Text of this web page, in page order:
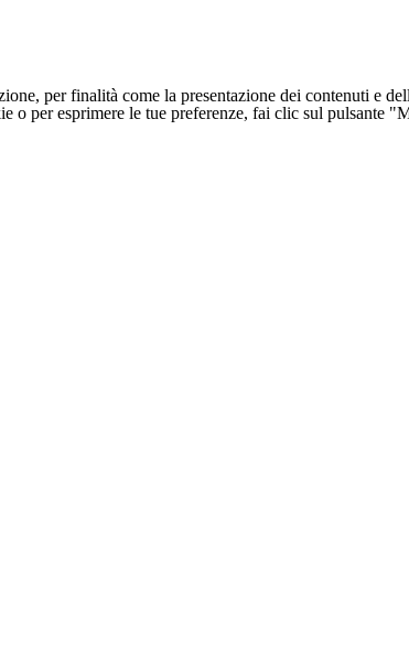
per finalità come la presentazione dei contenuti e
o per esprimere le tue preferenze, fai clic sul pulsante